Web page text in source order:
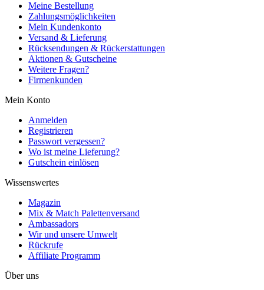
Meine Bestellung
Zahlungsmöglichkeiten
Mein Kundenkonto
Versand & Lieferung
Rücksendungen & Rückerstattungen
Aktionen & Gutscheine
Weitere Fragen?
Firmenkunden
Mein Konto
Anmelden
Registrieren
Passwort vergessen?
Wo ist meine Lieferung?
Gutschein einlösen
Wissenswertes
Magazin
Mix & Match Palettenversand
Ambassadors
Wir und unsere Umwelt
Rückrufe
Affiliate Programm
Über uns